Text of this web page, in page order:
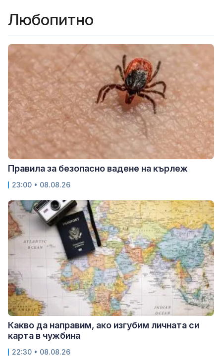
Любопитно
Правила за безопасно вадене на кърлеж
23:00 • 08.08.26
Какво да направим, ако изгубим личната си
карта в чужбина
22:30 • 08.08.26